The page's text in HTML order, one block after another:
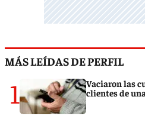
MÁS LEÍDAS DE PERFIL
1
Vaciaron las
clientes de